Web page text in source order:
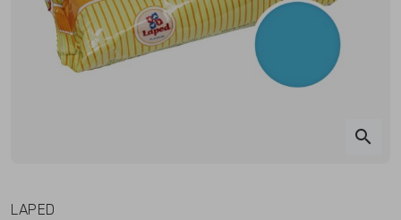
search
LAPED